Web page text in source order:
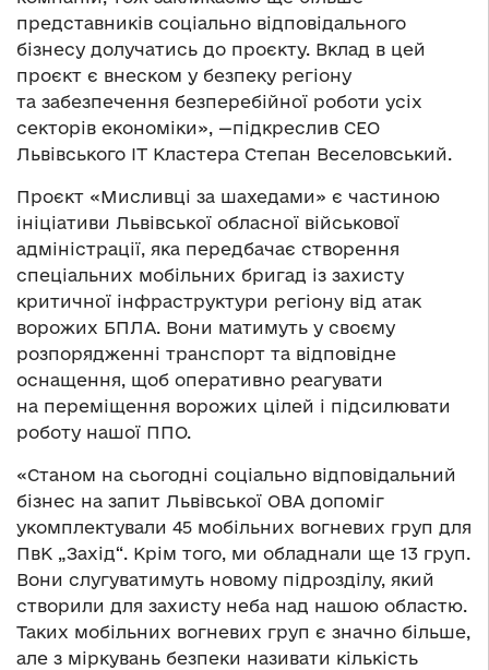
представників соціально відповідального
бізнесу долучатись до проєкту. Вклад в цей
проєкт є внеском у безпеку регіону
та забезпечення безперебійної роботи усіх
секторів економіки», —підкреслив СЕО
Львівського ІТ Кластера Степан Веселовський.
Проєкт «Мисливці за шахедами» є частиною
ініціативи Львівської обласної військової
адміністрації, яка передбачає створення
спеціальних мобільних бригад із захисту
критичної інфраструктури регіону від атак
ворожих БПЛА. Вони матимуть у своєму
розпорядженні транспорт та відповідне
оснащення, щоб оперативно реагувати
на переміщення ворожих цілей і підсилювати
роботу нашої ППО.
«Станом на сьогодні соціально відповідальний
бізнес на запит Львівської ОВА допоміг
укомплектували 45 мобільних вогневих груп для
ПвК „Захід“. Крім того, ми обладнали ще 13 груп.
Вони слугуватимуть новому підрозділу, який
створили для захисту неба над нашою областю.
Таких мобільних вогневих груп є значно більше,
але з міркувань безпеки називати кількість